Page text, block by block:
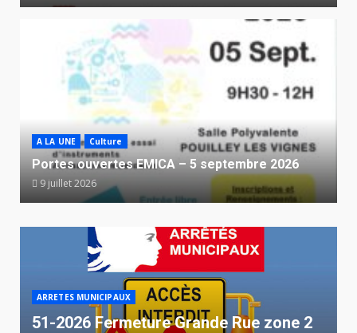
ARRETES MUNICIPAUX
51-2026 Fermeture Grande Rue zone 2
A LA UNE Culture
Portes ouvertes EMICA – 5 septembre 2026
9 juillet 2026